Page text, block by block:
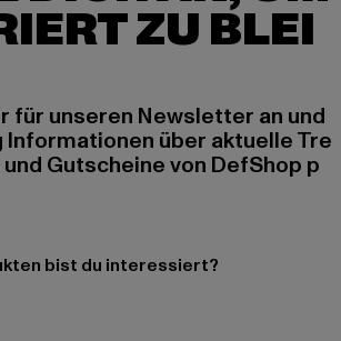
ZU BLEI
für unseren Newsletter an und
über aktuelle Tre
Gutscheine von DefShop p
bist du interessiert?